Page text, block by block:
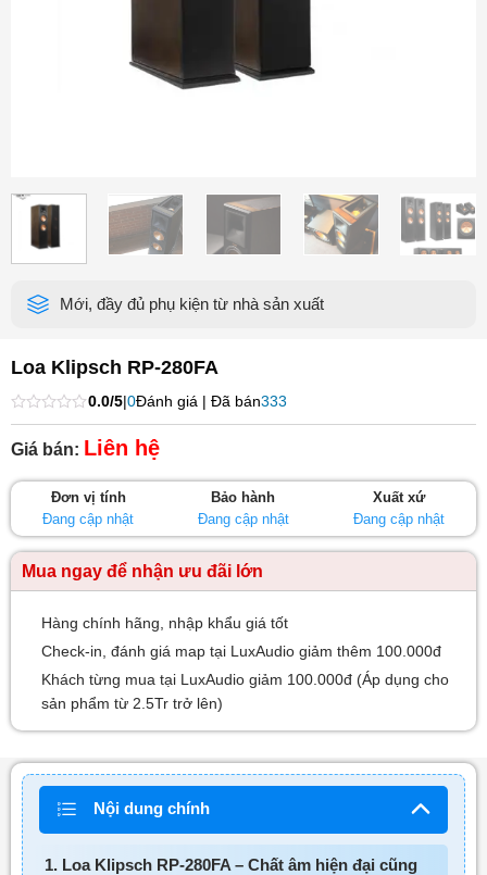
Mới, đầy đủ phụ kiện từ nhà sản xuất
Loa Klipsch RP-280FA
Được
xếp
hạng
5
0.0/5|0Đánh giá | Đã bán333
Giá bán: Liên hệ
Đơn vị tính
Đang cập nhật
Bảo hành
Đang cập nhật
Xuất xứ
Đang cập nhật
Mua ngay để nhận ưu đãi lớn
Hàng chính hãng, nhập khẩu giá tốt
Check-in, đánh giá map tại LuxAudio giảm thêm 100.000đ
Khách từng mua tại LuxAudio giảm 100.000đ (Áp dụng cho
sản phẩm từ 2.5Tr trở lên)
Nội dung chính
1. Loa Klipsch RP-280FA – Chất âm hiện đại cũng